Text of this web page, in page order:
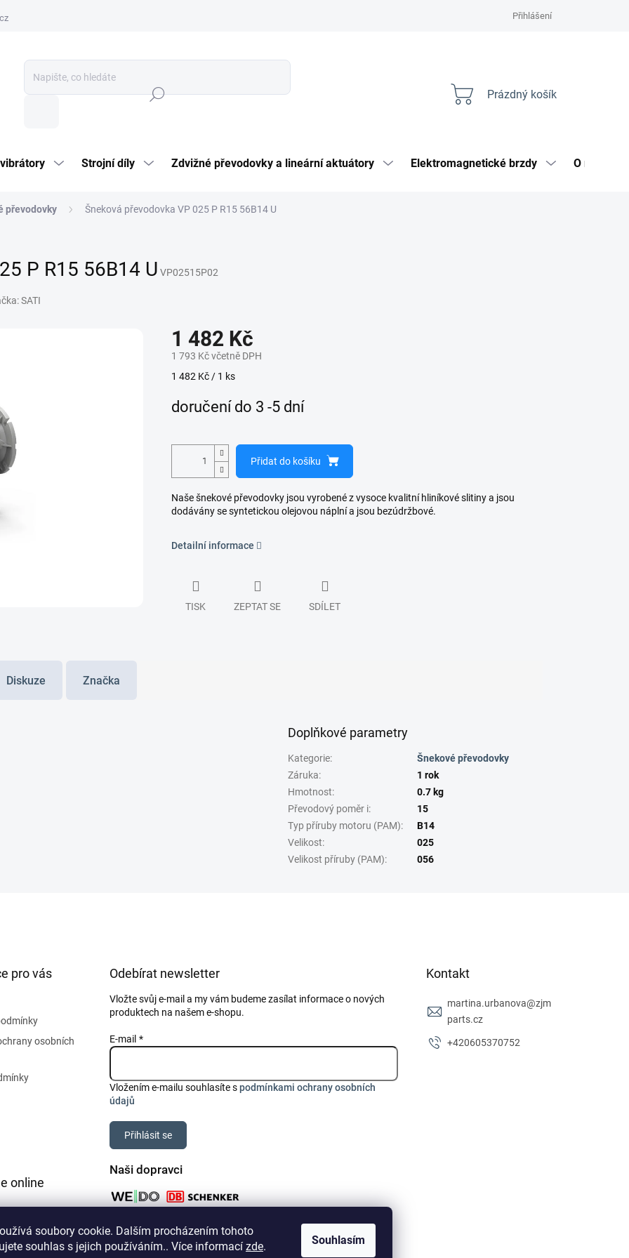
soubory cookie. Dalším procházením tohoto
souhlas s jejich používáním.. Více informací zde. Souhlasím
Přihlášení
Nákupní
Prázdný košík
Strojní díly Zdvižné převodovky a lineární aktuátory Elektromagnetické brzdy O nás
převodovky Šneková převodovka VP 025 P R15 56B14 U
P R15 56B14 U VP02515P02
SATI
1 482 Kč
1 793 Kč včetně DPH
Měrná
1 482 Kč / 1 ks
doručení do 3 -5 dní
Přidat do košíku
Naše šnekové převodovky jsou vyrobené z vysoce kvalitní hliníkové slitiny a jsou
dodávány se syntetickou olejovou náplní a jsou bezúdržbové.
Detailní informace
TISK ZEPTAT SE SDÍLET
Diskuze Značka
Doplňkové parametry
Kategorie:
Šnekové převodovky
Záruka:
1 rok
Hmotnost:
0.7 kg
Převodový poměr i:
15
Typ příruby motoru (PAM):
B14
Velikost:
025
Velikost příruby (PAM): 056
pro vás
osobních
Odebírat newsletter
Vložte svůj e-mail a my vám budeme zasílat informace o nových
produktech na našem e-shopu.
E-mail
Vložením e-mailu souhlasíte spodmínkami ochrany osobních
údajů
Přihlásit se
Kontakt
martina.urbanova@zjm
parts.cz
+420605370752
online
Naši dopravci